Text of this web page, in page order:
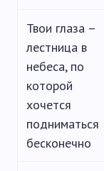
Твои глаза –
лестница в
небеса, по
которой
хочется
подниматься
бесконечно